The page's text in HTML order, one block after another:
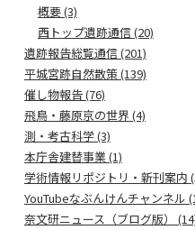
概要 (3)
西トップ遺跡通信 (20)
遺跡報告総覧通信 (201)
平城宮跡自然散策 (139)
催し物報告 (76)
飛鳥・藤原京の世界 (4)
測・考古科学 (3)
本庁舎建替事業 (1)
学術情報リポジトリ・新刊案内
YouTubeなぶんけんチャンネル
奈文研ニュース（ブログ版）